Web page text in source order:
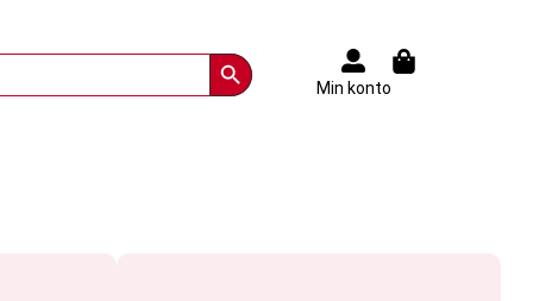
Search Button
Min konto